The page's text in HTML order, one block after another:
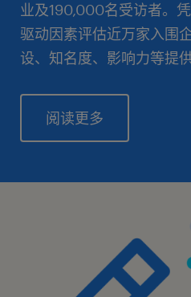
业及190,000名受访者。
驱动因素评估近万家入围
设、知名度、影响力等提
阅读更多